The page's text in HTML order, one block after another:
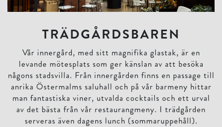
TRÄDGÅRDSBAREN
Vår innergård, med sitt magnifika glastak, är en
levande mötesplats som ger känslan av att besöka
någons stadsvilla. Från innergården finns en passage till
anrika Östermalms saluhall och på vår barmeny hittar
man fantastiska viner, utvalda cocktails och ett urval
av det bästa från vår restaurangmeny. I trädgården
serveras även dagens lunch (sommaruppehåll).